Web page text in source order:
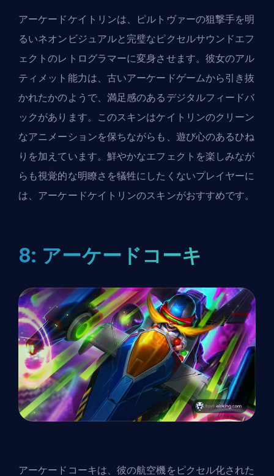
アーケードケイトリンは、ピルトヴァーの狙撃手を明
るいネオンビジュアルと完璧なピクセルサウンドエフ
ェクトのレトログラマーに変身させます。彼女のアル
ティメット能力は、古いアーケードゲームから引き抜
かれたかのようで、満足感のあるデジタルフィードバ
ックがあります。このスキンはケイトリンのクリーン
なアニメーションを保ちながらも、遊び心のあるひね
りを加えています。鮮やかなエフェクトを楽しみなが
らも視覚的な明瞭さを犠牲にしたくないプレイヤーに
は、アーケードケイトリンのスキンがおすすめです。
8: アーケードコーキ
アーケードコーキは、彼の航空機をピクセル化された